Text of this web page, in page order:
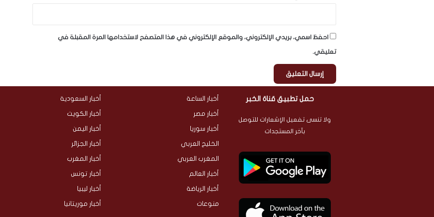
احفظ اسمي، بريدي الإلكتروني، والموقع الإلكتروني في هذا المتصفح لاستخدامها المرة المقبلة في
تعليقي.
حمل تطبيق قناة الخبر
ولا تنسى تفعيل الإشعارات للتوصل
بآخر المستجدات
أخبار الساعة
أخبار مصر
أخبار سوريا
الخليج العربي
المغرب العربي
أخبار العالم
أخبار الرياضة
منوعات
أخبار السعودية
أخبار الكويت
أخبار اليمن
أخبار الجزائر
أخبار المغرب
أخبار تونس
أخبار ليبيا
أخبار موريتانيا